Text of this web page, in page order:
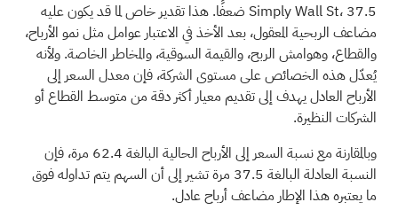
Simply Wall St، 37.5 ضعفًا. هذا تقدير خاص لما قد يكون عليه
مضاعف الربحية المعقول، بعد الأخذ في الاعتبار عوامل مثل نمو الأرباح،
والقطاع، وهوامش الربح، والقيمة السوقية، والمخاطر الخاصة. ولأنه
يُعدّل هذه الخصائص على مستوى الشركة، فإن معدل السعر إلى
الأرباح العادل يهدف إلى تقديم معيار أكثر دقة من متوسط القطاع أو
الشركات النظيرة.
وبالمقارنة مع نسبة السعر إلى الأرباح الحالية البالغة 62.4 مرة، فإن
النسبة العادلة البالغة 37.5 مرة تشير إلى أن السهم يتم تداوله فوق
ما يعتبره هذا الإطار مضاعف أرباح عادل.